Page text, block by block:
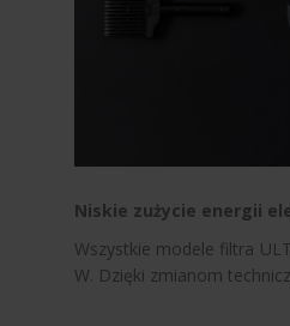
Niskie zużycie energii
Wszystkie modele filtra
W. Dzięki zmianom